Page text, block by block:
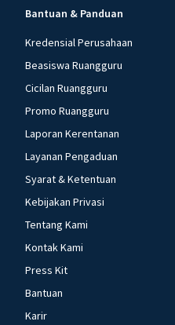
Bantuan & Panduan
Kredensial Perusahaan
Beasiswa Ruangguru
Cicilan Ruangguru
Promo Ruangguru
Laporan Kerentanan
Layanan Pengaduan
Syarat & Ketentuan
Kebijakan Privasi
Tentang Kami
Kontak Kami
Press Kit
Bantuan
Karir